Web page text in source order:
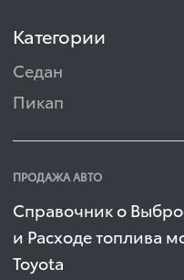
Категории
Седан
Пикап
ПРОДАЖА АВТО
Справочник о
и Расходе топлива
Toyota